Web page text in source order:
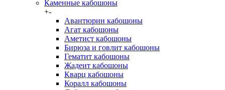
Каменные кабошоны
+-
Авантюрин кабошоны
Агат кабошоны
Аметист кабошоны
Бирюза и говлит кабошоны
Гематит кабошоны
Жадеит кабошоны
Кварц кабошоны
Коралл кабошоны